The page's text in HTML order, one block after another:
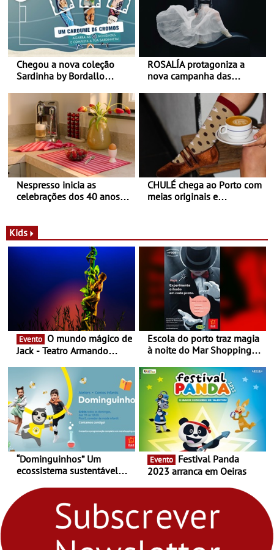
Chegou a nova coleção
Sardinha by Bordallo
ROSALÍA protagoniza a
nova campanha das
Balance
Nespresso inicia as
celebrações dos 40 anos
Novas - Edição limitada
Nespresso x Torres Novas
CHULÉ chega ao Porto com
meias originais e
Shopping
Kids
Evento
Jack - Teatro Armando
Escola do porto traz magia
à noite do Mar Shopping
29 de abril, às 21h00
“Dominguinhos” Um
ecossistema sustentável
fores - Atelier de Educação
Ambiental nos
“Dominguinhos” de 23 de
Evento
2023 arranca em Oeiras